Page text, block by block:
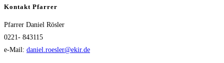
Kontakt Pfarrer
Pfarrer Daniel Rösler
0221- 843115
e-Mail: daniel.roesler@ekir.de